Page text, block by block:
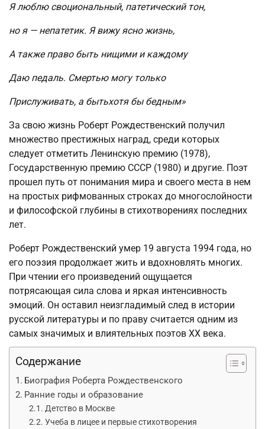
Я люблю своциональный, патетический тон,
но я — непатетик. Я вижу ясно жизнь,
А также право быть нищими и каждому
Даю педаль. Смертью могу только
Прислуживать, а бытьхотя бы бедным»
За свою жизнь Роберт Рождественский получил
множество престижных наград, среди которых
следует отметить Ленинскую премию (1978),
Государственную премию СССР (1980) и другие. Поэт
прошел путь от понимания мира и своего места в нем
на простых рифмованных строках до многослойности
и философской глубины в стихотворениях последних
лет.
Роберт Рождественский умер 19 августа 1994 года, но
его поэзия продолжает жить и вдохновлять многих.
При чтении его произведений ощущается
потрясающая сила слова и яркая интенсивность
эмоций. Он оставил неизгладимый след в истории
русской литературы и по праву считается одним из
самых значимых и влиятельных поэтов XX века.
Содержание
Биография Роберта Рождественского
Ранние годы и образование
Детство в Москве
Учеба в лицее и первые стихотворения